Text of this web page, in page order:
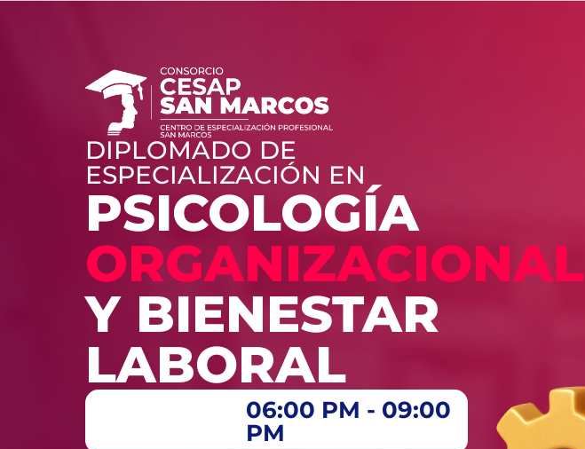
DIPLOMADO DE
ESPECIALIZACIÓN EN
PSICOLOGÍA
ORGANIZACIONAL
Y BIENESTAR
LABORAL
06:00 PM - 09:00
PM